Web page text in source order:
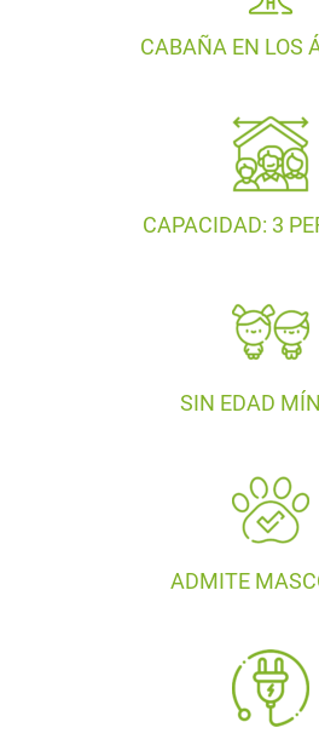
CABAÑA EN LOS
CAPACIDAD: 3
SIN EDAD
ADMITE